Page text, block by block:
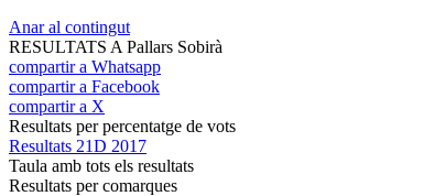
Anar al contingut
RESULTATS A Pallars Sobirà
compartir a Whatsapp
compartir a Facebook
compartir a X
Resultats per percentatge de vots
Resultats 21D 2017
Taula amb tots els resultats
Resultats per comarques